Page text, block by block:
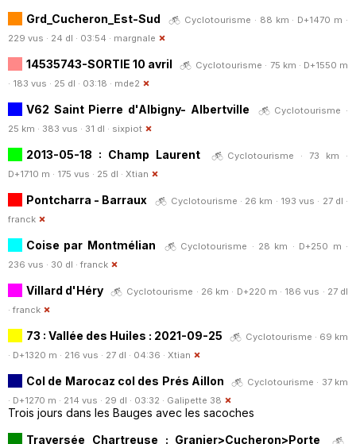
Grd_Cucheron_Est-Sud
Cyclotourisme · 88 km · D+1470 m ·
229 vus · 24 dl · 03:54 · margnale
14535743-SORTIE 10 avril
Cyclotourisme · 75 km · D+1550 m
· 183 vus · 25 dl · 03:18 · mde2
V62 Saint Pierre d'Albigny- Albertville
Cyclotourisme ·
25 km · 383 vus · 31 dl · sixpiot
2013-05-18 : Champ Laurent
Cyclotourisme · 73 km ·
D+1710 m · 175 vus · 25 dl · Xtian
Pontcharra - Barraux
Cyclotourisme · 26 km · 193 vus · 27 dl ·
franck
Coise par Montmélian
Cyclotourisme · 28 km · D+250 m ·
236 vus · 30 dl · franck
Villard d'Héry
Cyclotourisme · 26 km · D+220 m · 186 vus · 27 dl
· franck
73 : Vallée des Huiles : 2021-09-25
Cyclotourisme · 69 km
· D+1320 m · 216 vus · 27 dl · 04:36 · Xtian
Col de Marocaz col des Prés Aillon
Cyclotourisme · 37 km
· D+1270 m · 214 vus · 29 dl · 03:32 · Galipette 38
Trois jours dans les Bauges avec les sacoches
Traversée Chartreuse : Granier>Cucheron>Porte